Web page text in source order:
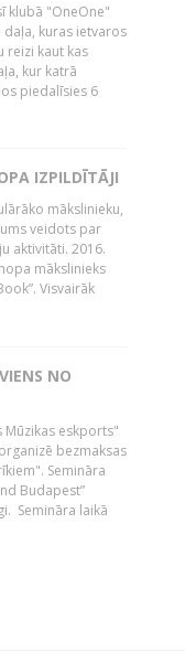
klubā "OneOne"
kuras ietvaros
reizi kaut kas
kur katrā
piedalīsies 6
IZPILDĪTĀJI
mākslinieku,
veidots par
aktivitāti. 2016.
mākslinieks
Visvairāk
NO
eskports"
bezmaksas
Semināra
Budapest”
Semināra laikā